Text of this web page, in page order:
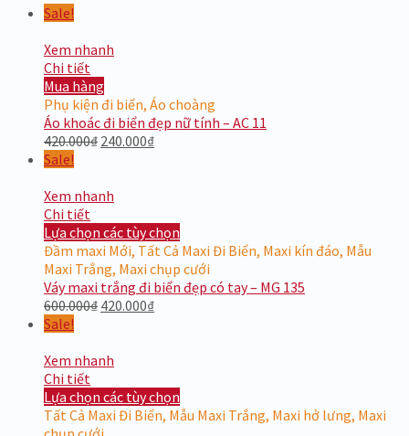
Sale!
Xem nhanh
Chi tiết
Mua hàng
Phụ kiện đi biển, Áo choàng
Áo khoác đi biển đẹp nữ tính – AC 11
420.000₫ 240.000₫
Sale!
Xem nhanh
Chi tiết
Lựa chọn các tùy chọn
Đầm maxi Mới, Tất Cả Maxi Đi Biển, Maxi kín đáo, Mẫu
Maxi Trắng, Maxi chụp cưới
Váy maxi trắng đi biển đẹp có tay – MG 135
600.000₫ 420.000₫
Sale!
Xem nhanh
Chi tiết
Lựa chọn các tùy chọn
Tất Cả Maxi Đi Biển, Mẫu Maxi Trắng, Maxi hở lưng, Maxi